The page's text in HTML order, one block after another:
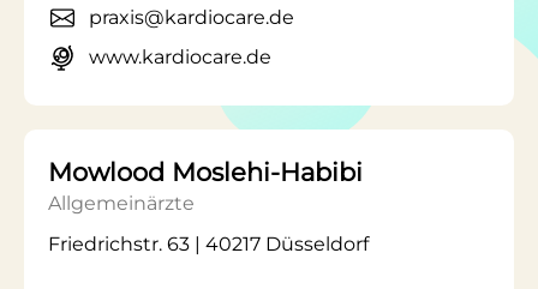
praxis@kardiocare.de
www.kardiocare.de
Mowlood Moslehi-Habibi
Allgemeinärzte
Friedrichstr. 63 | 40217 Düsseldorf